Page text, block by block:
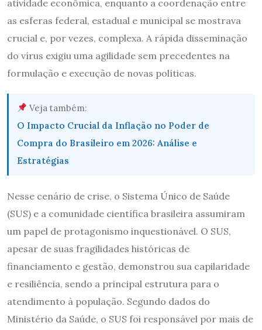
atividade econômica, enquanto a coordenação entre
as esferas federal, estadual e municipal se mostrava
crucial e, por vezes, complexa. A rápida disseminação
do vírus exigiu uma agilidade sem precedentes na
formulação e execução de novas políticas.
Veja também:
O Impacto Crucial da Inflação no Poder de
Compra do Brasileiro em 2026: Análise e
Estratégias
Nesse cenário de crise, o Sistema Único de Saúde
(SUS) e a comunidade científica brasileira assumiram
um papel de protagonismo inquestionável. O SUS,
apesar de suas fragilidades históricas de
financiamento e gestão, demonstrou sua capilaridade
e resiliência, sendo a principal estrutura para o
atendimento à população. Segundo dados do
Ministério da Saúde, o SUS foi responsável por mais de